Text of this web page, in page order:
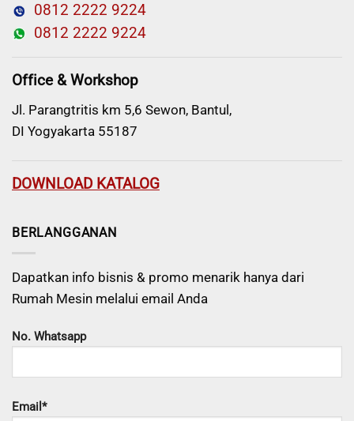
0812 2222 9224
0812 2222 9224
Office & Workshop
Jl. Parangtritis km 5,6 Sewon, Bantul,
DI Yogyakarta 55187
DOWNLOAD KATALOG
BERLANGGANAN
Dapatkan info bisnis & promo menarik hanya dari
Rumah Mesin melalui email Anda
No. Whatsapp
Email*